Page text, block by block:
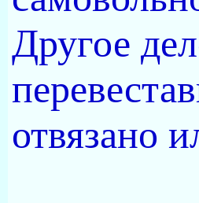
Другое
отвязано